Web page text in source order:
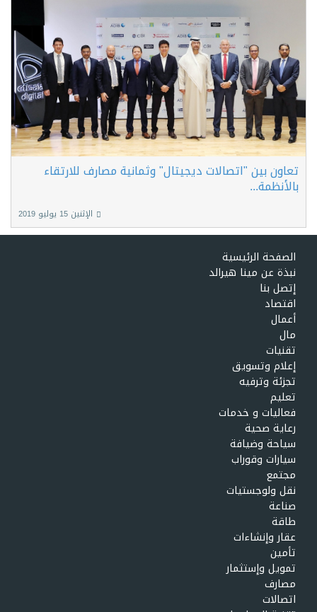
تعاون بين "اتصالات ديجيتال" وثمانية مصارف للارتقاء
بالأنظمة...
الإثنين 15 يوليو 2019
الصفحة الرئيسية
نبذة عن مينا هيرالد
إتصل بنا
اقتصاد
أعمال
مال
تقنيات
إعلام وتسويق
تجزئة وترفيه
تعليم
فعاليات و خدمات
رعاية صحية
سياحة وضيافة
سيارات وقوراب
مجتمع
نقل ولوجستيات
صناعة
طاقة
عقار وإنشاءات
تأمين
تمويل وإستثمار
مصارف
اتصالات